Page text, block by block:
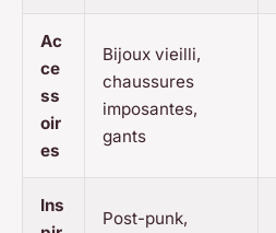
Ac
ce
ss
oir
es
Bijoux vieilli,
chaussures
imposantes,
gants
Ins
Post-punk,